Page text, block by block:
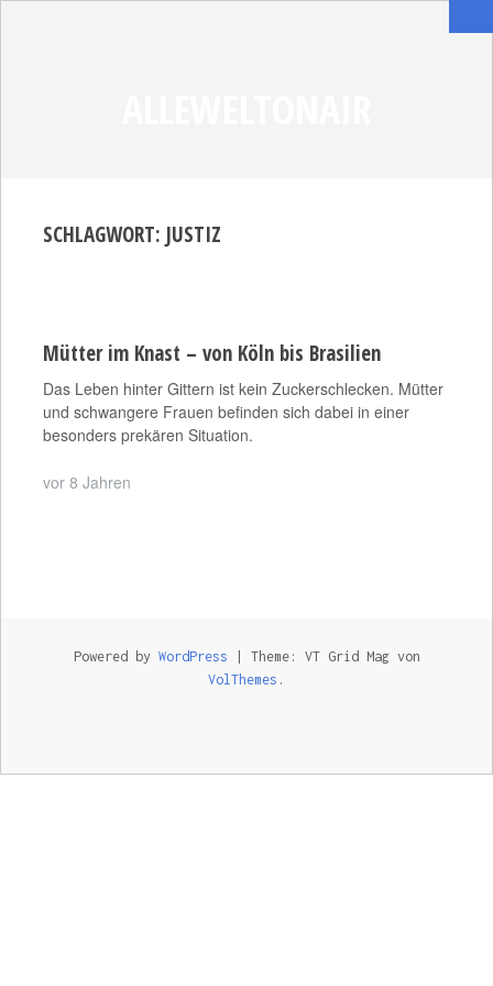
SCHLAGWORT: JUSTIZ
Mütter im Knast – von Köln bis Brasilien
Das Leben hinter Gittern ist kein Zuckerschlecken. Mütter
und schwangere Frauen befinden sich dabei in einer
besonders prekären Situation.
vor 8 Jahren
Powered by WordPress
Theme: VT Grid Mag von
VolThemes .